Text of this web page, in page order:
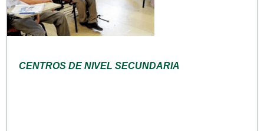
CENTROS DE NIVEL SECUNDARIA